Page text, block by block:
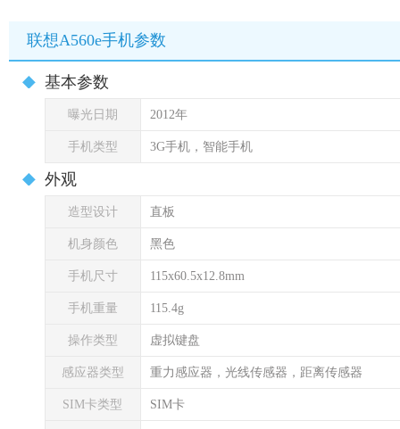
联想A560e手机参数
基本参数
曝光日期 2012年
手机类型 3G手机，智能手机
外观
造型设计 直板
机身颜色 黑色
手机尺寸 115x60.5x12.8mm
手机重量 115.4g
操作类型 虚拟键盘
感应器类型 重力感应器，光线传感器，距离传感器
SIM卡类型 SIM卡